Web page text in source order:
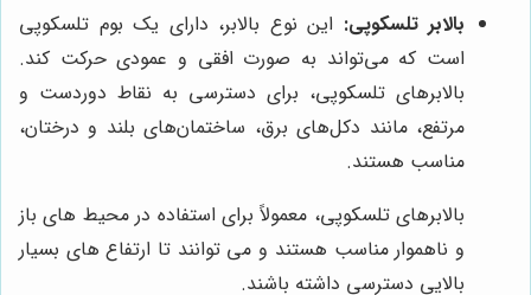
بالابر تلسکوپی: این نوع بالابر، دارای یک بوم تلسکوپی
است که می‌تواند به صورت افقی و عمودی حرکت کند.
بالابرهای تلسکوپی، برای دسترسی به نقاط دوردست و
مرتفع، مانند دکل‌های برق، ساختمان‌های بلند و درختان،
مناسب هستند.
بالابرهای تلسکوپی، معمولاً برای استفاده در محیط های باز
و ناهموار مناسب هستند و می توانند تا ارتفاع های بسیار
بالایی دسترسی داشته باشند.